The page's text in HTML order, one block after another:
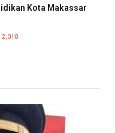
Kota Makassar
2,010